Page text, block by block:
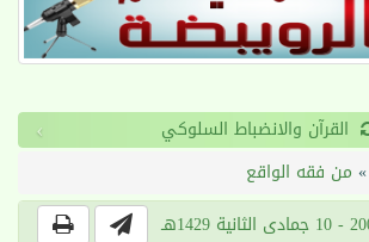
طول الأمد ›
» من فقه الواقع